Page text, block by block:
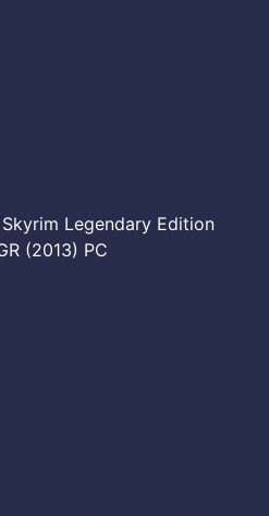
Legendary Edition
(2013) PC